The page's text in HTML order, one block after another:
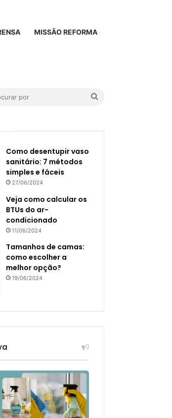
MISSÃO REFORMA
Como desentupir vaso
sanitário: 7 métodos
simples e fáceis
27/06/2024
Veja como calcular os
BTUs do ar-
condicionado
11/06/2024
Tamanhos de camas:
como escolher a
melhor opção?
19/06/2024